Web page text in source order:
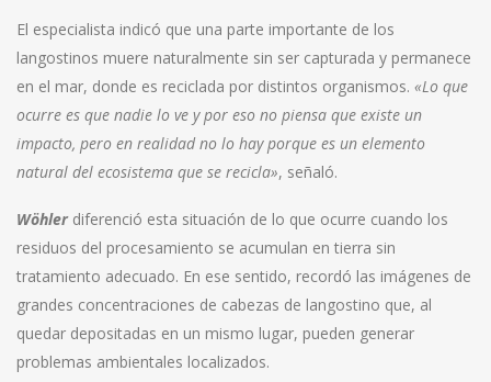
El especialista indicó que una parte importante de los
langostinos muere naturalmente sin ser capturada y permanece
en el mar, donde es reciclada por distintos organismos. «Lo que
ocurre es que nadie lo ve y por eso no piensa que existe un
impacto, pero en realidad no lo hay porque es un elemento
natural del ecosistema que se recicla», señaló.
Wöhlerdiferenció esta situación de lo que ocurre cuando los
residuos del procesamiento se acumulan en tierra sin
tratamiento adecuado. En ese sentido, recordó las imágenes de
grandes concentraciones de cabezas de langostino que, al
quedar depositadas en un mismo lugar, pueden generar
problemas ambientales localizados.